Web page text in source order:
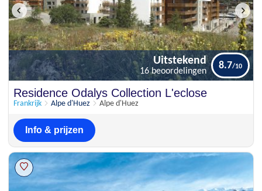
Uitstekend
Residence Odalys Collection L'eclose
Frankrijk Alpe d'Huez Alpe d'Huez
Uitstekend
16 beoordelingen
8.7
Info & prijzen